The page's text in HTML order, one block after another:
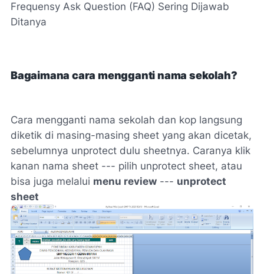
Frequensy Ask Question (FAQ) Sering Dijawab
Ditanya
Bagaimana cara mengganti nama sekolah?
Cara mengganti nama sekolah dan kop langsung
diketik di masing-masing sheet yang akan dicetak,
sebelumnya unprotect dulu sheetnya. Caranya klik
kanan nama sheet --- pilih unprotect sheet, atau
bisa juga melalui menu review --- unprotect
sheet